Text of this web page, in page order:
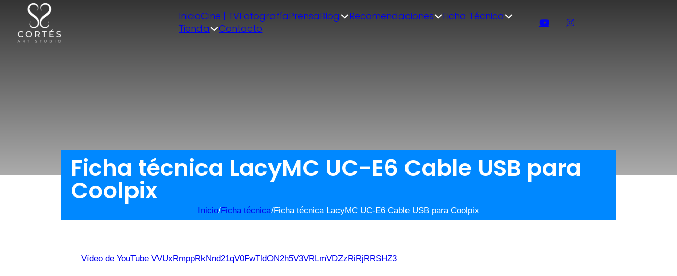
InicioCine | TVFotografíaPrensaBlog Recomendaciones
Ficha Técnica
Tienda
Contacto
Ficha técnica LacyMC UC-E6 Cable USB para
Coolpix
Inicio/Ficha técnica/Ficha técnica LacyMC UC-E6 Cable USB para Coolpix
Vídeo de YouTube VVUxRmppRkNnd21qV0FwTldON2h5V3VRLmVDZzRiRjRRSHZ3